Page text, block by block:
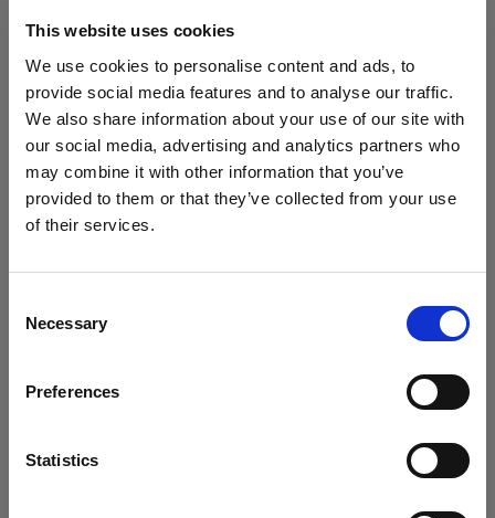
This website uses cookies
We use cookies to personalise content and ads, to
provide social media features and to analyse our traffic.
We also share information about your use of our site with
our social media, advertising and analytics partners who
may combine it with other information that you’ve
provided to them or that they’ve collected from your use
of their services.
Selection
Necessary
Preferences
Statistics
地域を変更しますか？
Norway
言語
Cookie を選択します。Cookie をブロックまたは
表示されなくなり、一部の機能が動作しなくなる
可能性があります。
Cookie は、ブラウザごとに個別で管理する必要が
あります。 あるブラウザで選択した Cookie は、
そのブラウザのみに適用されます。以下のブラウ
Mozilla Firefox